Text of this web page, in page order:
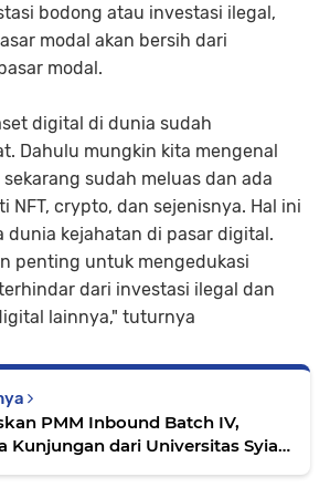
bodong atau investasi ilegal,
modal akan bersih dari
modal.
digital di dunia sudah
Dahulu mungkin kita mengenal
sekarang sudah meluas dan ada
NFT, crypto, dan sejenisnya. Hal ini
dunia kejahatan di pasar digital.
penting untuk mengedukasi
dari investasi ilegal dan
lainnya," tuturnya
PMM Inbound Batch IV,
Kunjungan dari Universitas Syiah